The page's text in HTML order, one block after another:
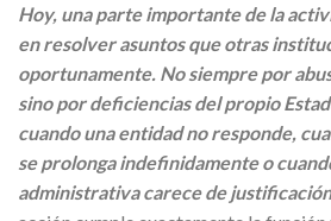
Hoy, una parte importante de la
en resolver asuntos que otras
oportunamente. No siempre por
sino por deficiencias del propio
cuando una entidad no responde,
se prolonga indefinidamente o
administrativa carece de